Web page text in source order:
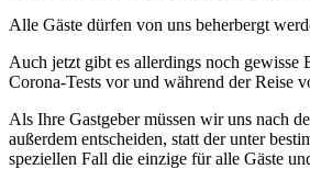
Alle Gäste dürfen von uns beherbergt
Auch jetzt gibt es allerdings noch gewisse
Corona-Tests vor und während der Reise
Als Ihre Gastgeber müssen wir uns nach
außerdem entscheiden, statt der unter
speziellen Fall die einzige für alle Gäste